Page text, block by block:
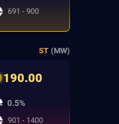
691 - 900
ST (MW)
190.00
0.5%
901 - 1400